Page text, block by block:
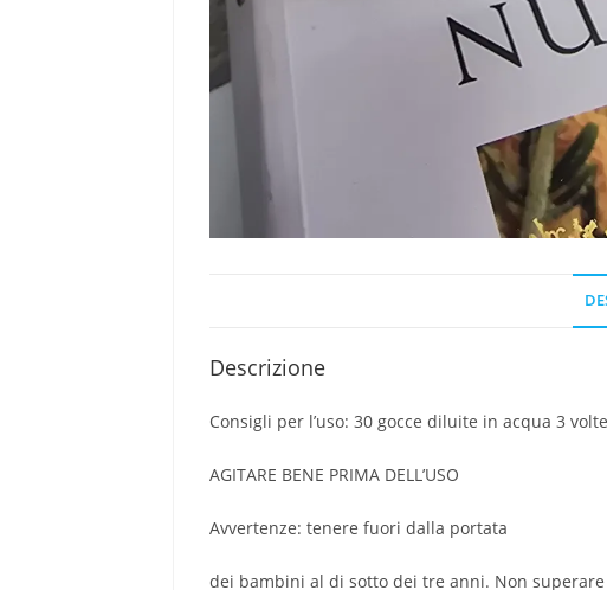
Descrizione
Consigli per l’uso: 30 gocce diluite in acqua 3
AGITARE BENE PRIMA DELL’USO
Avvertenze: tenere fuori dalla portata
dei bambini al di sotto dei tre anni. Non